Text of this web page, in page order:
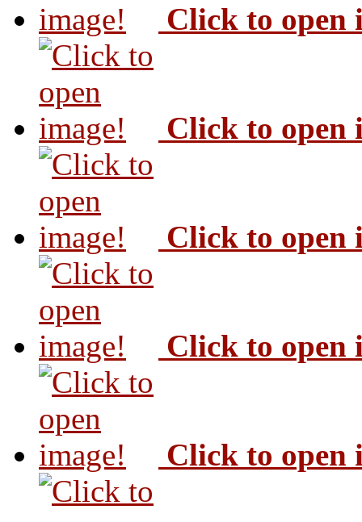
Click to open
Click to open
Click to open
Click to open
Click to open